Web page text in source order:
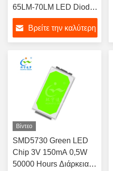
65LM-70LM LED Diode
LED Light Emitting
DiodesΒρείτε την καλύτερη
Βίντεο
SMD5730 Green LED
Chip 3V 150mA 0,5W
50000 Hours Διάρκεια